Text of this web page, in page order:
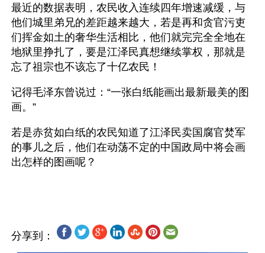
最近的数据表明，农民收入连续四年增速减缓，与
他们城里弟兄的差距越来越大，若是再和贪官污吏
们挥金如土的奢华生活相比，他们就完完全全地在
地狱里挣扎了，要是江泽民真想继续掌权，那就是
忘了祖宗也不该忘了十亿农民！
记得毛泽东曾说过：“一张白纸能画出最新最美的图
画。”
若是赤贫如白纸的农民知道了江泽民卖国腐官焚军
的事儿之后，他们在动荡不定的中国政局中将会画
出怎样的图画呢？
分享到：